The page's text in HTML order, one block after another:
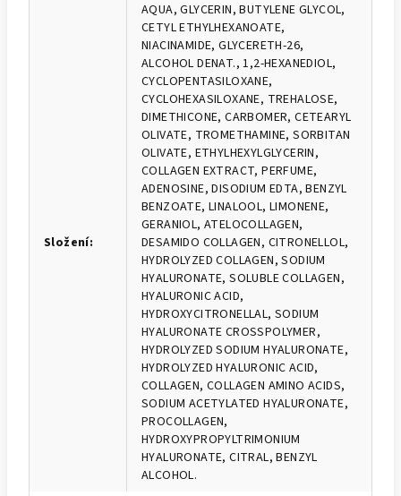
Složení:
AQUA, GLYCERIN, BUTYLENE GLYCOL,
CETYL ETHYLHEXANOATE,
NIACINAMIDE, GLYCERETH-26,
ALCOHOL DENAT., 1,2-HEXANEDIOL,
CYCLOPENTASILOXANE,
CYCLOHEXASILOXANE, TREHALOSE,
DIMETHICONE, CARBOMER, CETEARYL
OLIVATE, TROMETHAMINE, SORBITAN
OLIVATE, ETHYLHEXYLGLYCERIN,
COLLAGEN EXTRACT, PERFUME,
ADENOSINE, DISODIUM EDTA, BENZYL
BENZOATE, LINALOOL, LIMONENE,
GERANIOL, ATELOCOLLAGEN,
DESAMIDO COLLAGEN, CITRONELLOL,
HYDROLYZED COLLAGEN, SODIUM
HYALURONATE, SOLUBLE COLLAGEN,
HYALURONIC ACID,
HYDROXYCITRONELLAL, SODIUM
HYALURONATE CROSSPOLYMER,
HYDROLYZED SODIUM HYALURONATE,
HYDROLYZED HYALURONIC ACID,
COLLAGEN, COLLAGEN AMINO ACIDS,
SODIUM ACETYLATED HYALURONATE,
PROCOLLAGEN,
HYDROXYPROPYLTRIMONIUM
HYALURONATE, CITRAL, BENZYL
ALCOHOL.